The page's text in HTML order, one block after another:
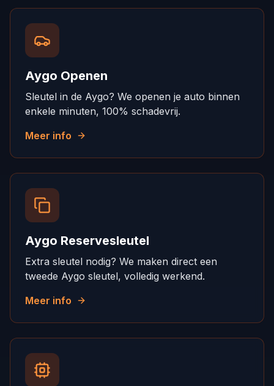
Aygo Openen
Sleutel in de Aygo? We openen je auto binnen
enkele minuten, 100% schadevrij.
Meer info
Aygo Reservesleutel
Extra sleutel nodig? We maken direct een
tweede Aygo sleutel, volledig werkend.
Meer info